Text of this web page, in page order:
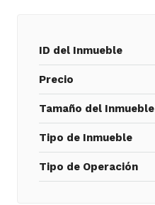
ID del Inmueble
Precio
Tamaño del Inmueble
Tipo de Inmueble
Tipo de Operación